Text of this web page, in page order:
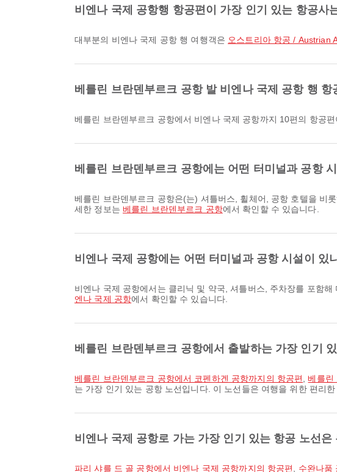
비엔나 국제 공항행 항공편이 가장 인기 있는 항공사
대부분의 비엔나 국제 공항 행 여행객은 오스트리아 항공 / Austrian
베를린 브란덴부르크 공항 발 비엔나 국제 공항 행 항
베를린 브란덴부르크 공항에서 비엔나 국제 공항까지 10편의 항공
베를린 브란덴부르크 공항에는 어떤 터미널과 공항
베를린 브란덴부르크 공항은(는) 셔틀버스, 휠체어, 공항 호텔을 비롯해 다양한 편의시설을 제공하여 여행 경험을 더욱 편안하게 만들어줍니다. 시설 및 터미널 배치도에 대한 자
세한 정보는 베를린 브란덴부르크 공항에서 확인할 수 있습니다.
비엔나 국제 공항에는 어떤 터미널과 공항 시설이 있
비엔나 국제 공항에서는 클리닉 및 약국, 셔틀버스, 주차장를 포
엔나 국제 공항에서 확인할 수 있습니다.
베를린 브란덴부르크 공항에서 출발하는 가장 인기
베를린 브란덴부르크 공항에서 코펜하겐 공항까지의 항공편 ,베를린
는 가장 인기 있는 공항 노선입니다. 이 노선들은 여행을 위한 편리한
비엔나 국제 공항로 가는 가장 인기 있는 항공 노선은
파리 샤를 드 골 공항에서 비엔나 국제 공항까지의 항공편 수완나품